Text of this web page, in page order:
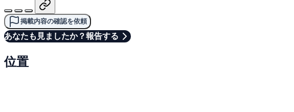
掲載内容の確認を依頼
あなたも見ましたか？報告する
位置